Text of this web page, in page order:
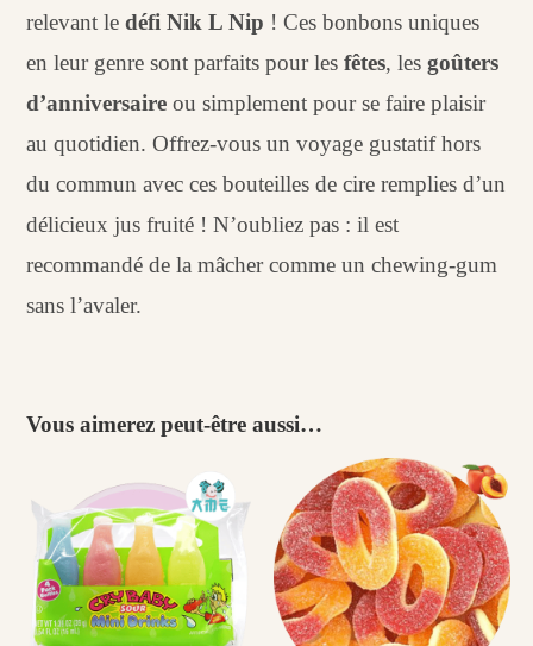
relevant ledéfi Nik L Nip ! Ces bonbons uniques
en leur genre sont parfaits pour lesfêtes, lesgoûters
d’anniversaire ou simplement pour se faire plaisir
au quotidien. Offrez-vous un voyage gustatif hors
du commun avec ces bouteilles de cire remplies d’un
délicieux jus fruité ! N’oubliez pas : il est
recommandé de la mâcher comme un chewing-gum
sans l’avaler.
Vous aimerez peut-être aussi…